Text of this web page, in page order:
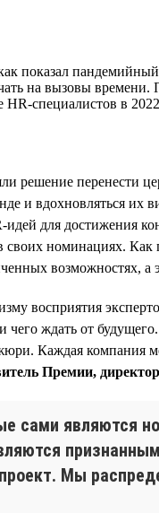
показал
на вызовы времени.
HR-специалистов в
решение перенести
и вдохновляться
для достижения
своих номинациях.
возможностях,
восприятия
ждать от
Каждая компания
Премии,
сами являются
Мы